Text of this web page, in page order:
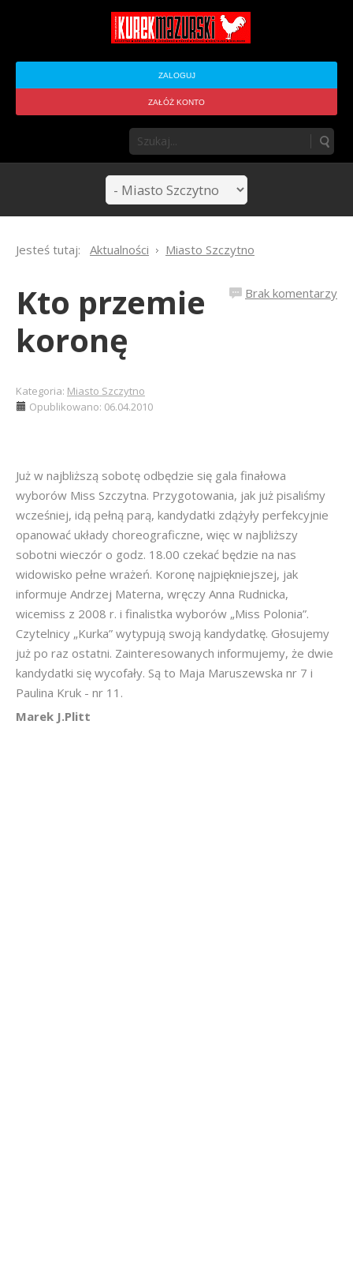
ZALOGUJ
ZAŁÓŻ KONTO
Jesteś tutaj: Aktualności Miasto Szczytno
Brak komentarzy
Kto przemie
koronę
Kategoria: Miasto Szczytno
Opublikowano: 06.04.2010
Już w najbliższą sobotę odbędzie się gala finałowa
wyborów Miss Szczytna. Przygotowania, jak już pisaliśmy
wcześniej, idą pełną parą, kandydatki zdążyły perfekcyjnie
opanować układy choreograficzne, więc w najbliższy
sobotni wieczór o godz. 18.00 czekać będzie na nas
widowisko pełne wrażeń. Koronę najpiękniejszej, jak
informuje Andrzej Materna, wręczy Anna Rudnicka,
wicemiss z 2008 r. i finalistka wyborów „Miss Polonia”.
Czytelnicy „Kurka” wytypują swoją kandydatkę. Głosujemy
już po raz ostatni. Zainteresowanych informujemy, że dwie
kandydatki się wycofały. Są to Maja Maruszewska nr 7 i
Paulina Kruk - nr 11.
Marek J.Plitt